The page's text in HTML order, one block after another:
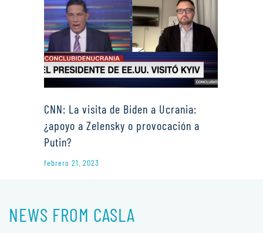
CNN: La visita de Biden a Ucrania:
¿apoyo a Zelensky o provocación a
Putin?
febrero 21, 2023
NEWS FROM CASLA